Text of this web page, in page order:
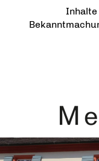
Inhalte